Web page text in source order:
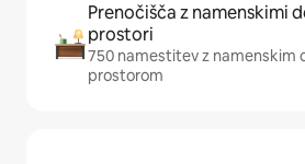
Prenočišča z namenskimi
prostori
750 namestitev z namenskim
prostorom